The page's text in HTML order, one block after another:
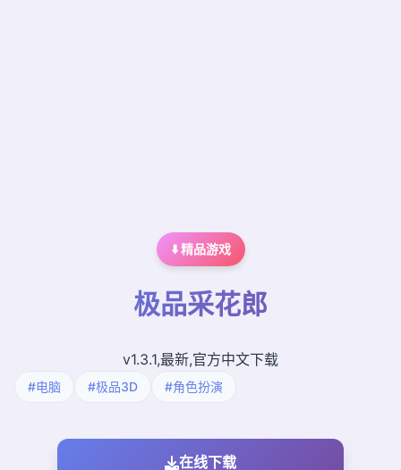
⬇️ 精品游戏
极品采花郎
v1.3.1,最新,官方中文下载
#电脑 #极品3D #角色扮演
在线下载